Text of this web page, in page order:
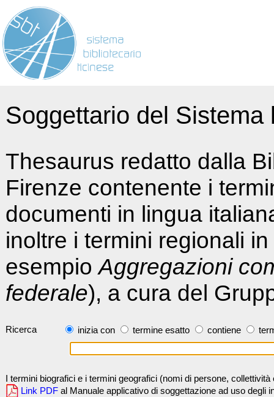
Soggettario del
Thesaurus redatto dalla
Firenze contenente i
documenti in lingua
inoltre i termini regionali
esempioAggregazioni
federale), a cura del
Ricerca inizia con termine esatto contiene
I termini biografici e i termini geografici (nomi di persone,
Link PDF al Manuale applicativo di soggettazione ad uso degli